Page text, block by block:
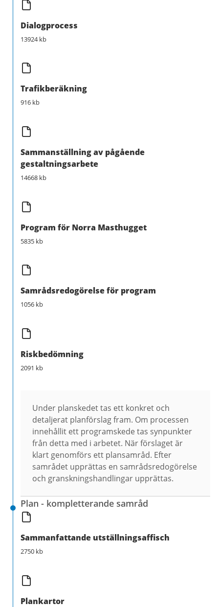
Dialogprocess
13924 kb
Trafikberäkning
916 kb
Sammanställning av pågående
gestaltningsarbete
14668 kb
Program för Norra Masthugget
5835 kb
Samrådsredogörelse för program
1056 kb
Riskbedömning
2091 kb
Under planskedet tas ett konkret och
detaljerat planförslag fram. Om processen
innehållit ett programskede tas synpunkter
från detta med i arbetet. När förslaget är
klart genomförs ett plansamråd. Efter
samrådet upprättas en samrådsredogörelse
och granskningshandlingar upprättas.
Plan - kompletterande samråd
Sammanfattande utställningsaffisch
2750 kb
Plankartor